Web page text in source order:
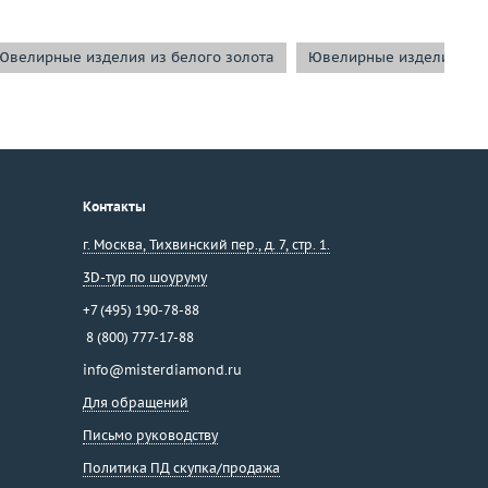
изделия из белого золота Ювелирные изделия с
Контакты
г. Москва, Тихвинский пер., д. 7, стр. 1.
3D-тур по шоуруму
+7 (495) 190-78-88
8 (800) 777-17-88
info@misterdiamond.ru
Для обращений
Письмо руководству
Политика ПД скупка/продажа